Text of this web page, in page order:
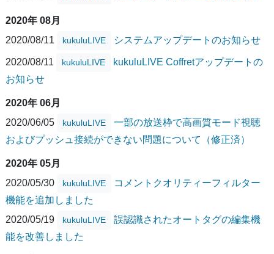
2020年 08月
2020/08/11
kukuluLIVE システムアップデートのお知らせ
2020/08/11 kukuluLIVE
kukuluLIVE Coffretアップデートの
お知らせ
2020年 06月
2020/06/05
kukuluLIVE
一部の放送枠で高画質モード視聴
およびプッシュ接続ができない問題について（修正済）
2020年 05月
2020/05/30
kukuluLIVE
コメントクオリティーフィルター
機能を追加しました
2020/05/19
kukuluLIVE
誤認識されたオートタグの編集機
能を改善しました